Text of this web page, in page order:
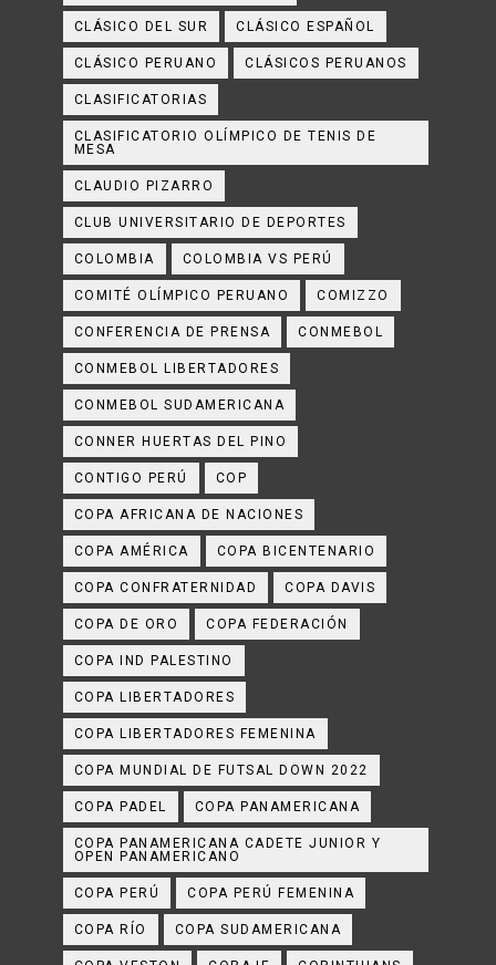
CLÁSICO DEL SUR CLÁSICO ESPAÑOL
CLÁSICO PERUANO CLÁSICOS PERUANOS
CLASIFICATORIAS
CLASIFICATORIO OLÍMPICO DE TENIS DE
MESA
CLAUDIO PIZARRO
CLUB UNIVERSITARIO DE DEPORTES
COLOMBIA COLOMBIA VS PERÚ
COMITÉ OLÍMPICO PERUANO COMIZZO
CONFERENCIA DE PRENSA CONMEBOL
CONMEBOL LIBERTADORES
CONMEBOL SUDAMERICANA
CONNER HUERTAS DEL PINO
CONTIGO PERÚ COP
COPA AFRICANA DE NACIONES
COPA AMÉRICA COPA BICENTENARIO
COPA CONFRATERNIDAD COPA DAVIS
COPA DE ORO COPA FEDERACIÓN
COPA IND PALESTINO
COPA LIBERTADORES
COPA LIBERTADORES FEMENINA
COPA MUNDIAL DE FUTSAL DOWN 2022
COPA PADEL COPA PANAMERICANA
COPA PANAMERICANA CADETE JUNIOR Y
OPEN PANAMERICANO
COPA PERÚ COPA PERÚ FEMENINA
COPA RÍO COPA SUDAMERICANA